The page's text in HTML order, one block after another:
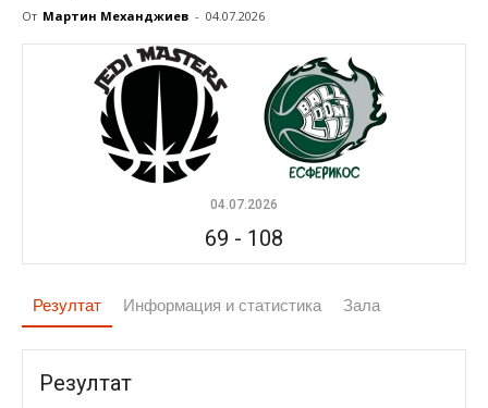
От Мартин Механджиев - 04.07.2026
04.07.2026
69 - 108
Резултат Информация и статистика Зала
Резултат